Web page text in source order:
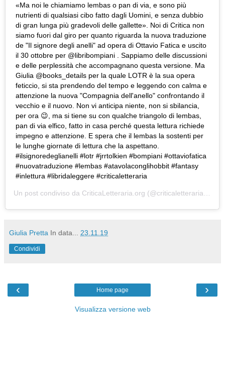
«Ma noi le chiamiamo lembas o pan di via, e sono più
nutrienti di qualsiasi cibo fatto dagli Uomini, e senza dubbio
di gran lunga più gradevoli delle gallette». Noi di Critica non
siamo fuori dal giro per quanto riguarda la nuova traduzione
de "Il signore degli anelli" ad opera di Ottavio Fatica e uscito
il 30 ottobre per @libribompiani . Sappiamo delle discussioni
e delle perplessità che accompagnano questa versione. Ma
Giulia @books_details per la quale LOTR è la sua opera
feticcio, si sta prendendo del tempo e leggendo con calma e
attenzione la nuova "Compagnia dell'anello" confrontando il
vecchio e il nuovo. Non vi anticipa niente, non si sbilancia,
per ora 😉, ma si tiene su con qualche triangolo di lembas,
pan di via elfico, fatto in casa perché questa lettura richiede
impegno e attenzione. E spera che il lembas la sostenti per
le lunghe giornate di lettura che la aspettano.
#ilsignoredeglianelli #lotr #jrrtolkien #bompiani #ottaviofatica
#nuovatraduzione #lembas #atavolaconglihobbit #fantasy
#inlettura #libridaleggere #criticaletteraria
Un post condiviso da CriticaLetteraria.org (@criticaletteraria) in data:
Giulia Pretta In data... 23.11.19
Condividi
‹ ›
Home page
Visualizza versione web